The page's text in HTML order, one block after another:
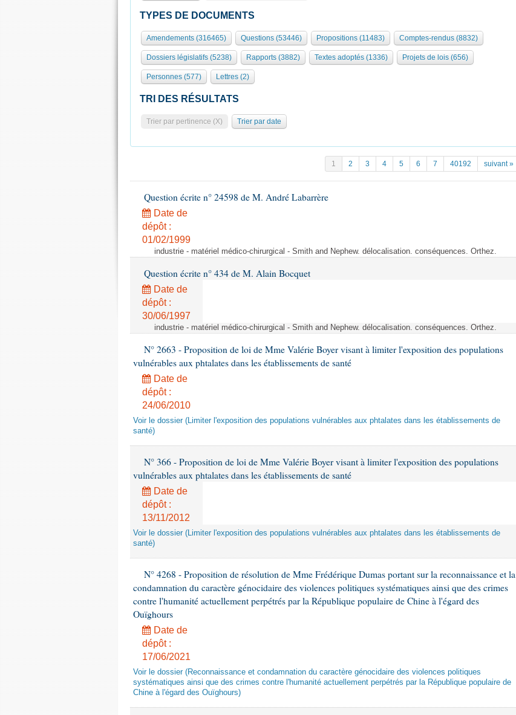
TYPES DE DOCUMENTS
Amendements (316465) Questions (53446) Propositions (11483) Comptes-rendus (8832)
Dossiers législatifs (5238) Rapports (3882) Textes adoptés (1336) Projets de lois (656)
Personnes (577) Lettres (2)
TRI DES RÉSULTATS
Trier par pertinence (X) Trier par date
1 2 3 4 5 6 7 40192 suivant »
Question écrite n° 24598 de M. André Labarrère
Date de
dépôt :
01/02/1999
industrie - matériel médico-chirurgical - Smith and Nephew. délocalisation. conséquences. Orthez.
Question écrite n° 434 de M. Alain Bocquet
Date de
dépôt :
30/06/1997
industrie - matériel médico-chirurgical - Smith and Nephew. délocalisation. conséquences. Orthez.
N° 2663 - Proposition de loi de Mme Valérie Boyer visant à limiter l'exposition des populations
vulnérables aux phtalates dans les établissements de santé
Date de
dépôt :
24/06/2010
Voir le dossier (Limiter l'exposition des populations vulnérables aux phtalates dans les établissements de
santé)
N° 366 - Proposition de loi de Mme Valérie Boyer visant à limiter l'exposition des populations
vulnérables aux phtalates dans les établissements de santé
Date de
dépôt :
13/11/2012
Voir le dossier (Limiter l'exposition des populations vulnérables aux phtalates dans les établissements de
santé)
N° 4268 - Proposition de résolution de Mme Frédérique Dumas portant sur la reconnaissance et la
condamnation du caractère génocidaire des violences politiques systématiques ainsi que des crimes
contre l'humanité actuellement perpétrés par la République populaire de Chine à l'égard des
Ouïghours
Date de
dépôt :
17/06/2021
Voir le dossier (Reconnaissance et condamnation du caractère génocidaire des violences politiques
systématiques ainsi que des crimes contre l'humanité actuellement perpétrés par la République populaire de
Chine à l'égard des Ouïghours)